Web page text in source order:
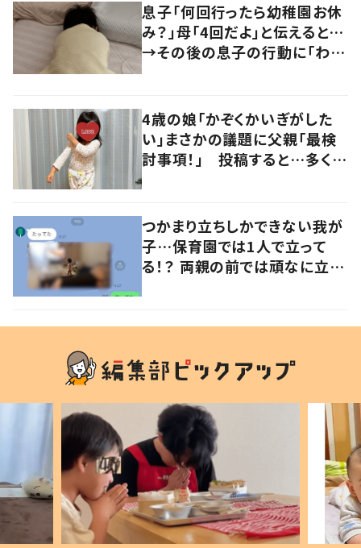
息子「何回行ったら幼稚園お休
み？」母「4回だよ」と伝えると…
→その後の息子の行動に「わか
4歳の娘「かぞくかいぎがした
い」まさかの議題に父親「最検
討事項！」 投稿すると…多くの
つかまり立ちしかできない我が
子…保育園では1人で立って
る！？ 両親の前では頑なに立た